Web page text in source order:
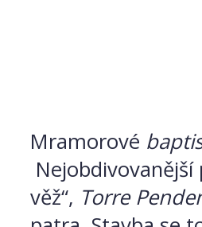
Mramorové
věž“, Torre